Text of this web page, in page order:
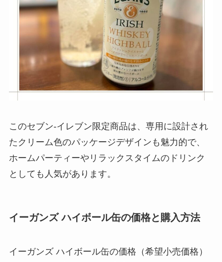
このセブン-イレブン限定商品は、専用に設計され
たクリーム色のパッケージデザインも魅力的で、
ホームパーティーやリラックスタイムのドリンク
としても人気があります。
イーガンズ ハイボール缶の価格と購入方法
イーガンズ ハイボール缶の価格（希望小売価格）